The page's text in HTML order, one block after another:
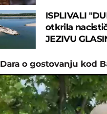
ISPLIVALI
otkrila
JEZIVU
Dara o gostovanju kod